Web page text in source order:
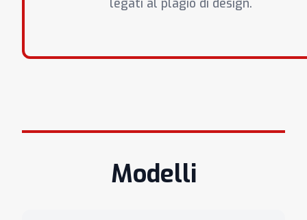
legati al plagio di design.
Modelli